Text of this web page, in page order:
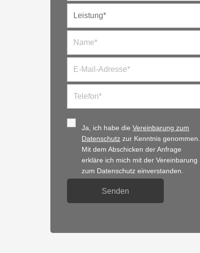
Ja, ich habe die Vereinbarung zum
Datenschutz zur Kenntnis genommen.
Mit dem Abschicken der Anfrage
erkläre ich mich mit der Vereinbarung
zum Datenschutz einverstanden.